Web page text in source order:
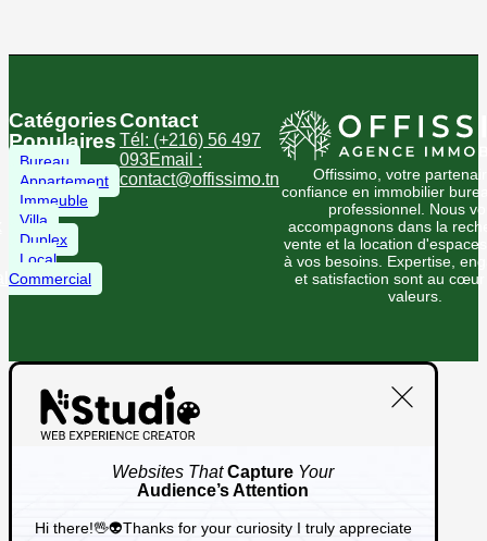
Offissimo, votre
confiance en immobilier
professionnel. Nous
accompagnons dans la
vente et la location
à vos besoins. Expertise,
et satisfaction sont au
valeurs.
Catégories
Populaires
Bureau
Appartement
Immeuble
Villa
Duplex
Local
Commercial
Contact
Tél: (+216) 56 497
093Email :
contact@offissimo.tn
Websites That Capture Your
Audience’s Attention
Hi there!🖖👽Thanks for your curiosity I truly appreciate